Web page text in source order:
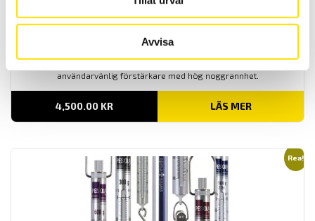
Avvisa
GSV 3USB – 2 kanalig lastcellsförstärkare
användarvänlig förstärkare med hög noggrannhet.
4,500.00 KR LÄS MER
Rea!